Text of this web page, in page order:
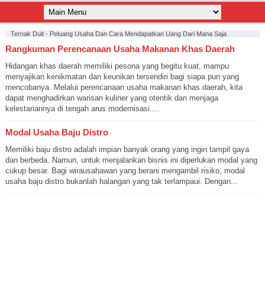
Ternak Duit - Peluang Usaha Dan Cara Mendapatkan Uang Dari Mana Saja
Rangkuman Perencanaan Usaha Makanan Khas Daerah
Hidangan khas daerah memiliki pesona yang begitu kuat, mampu
menyajikan kenikmatan dan keunikan tersendiri bagi siapa pun yang
mencobanya. Melalui perencanaan usaha makanan khas daerah, kita
dapat menghadirkan warisan kuliner yang otentik dan menjaga
kelestariannya di tengah arus modernisasi....
Modal Usaha Baju Distro
Memiliki baju distro adalah impian banyak orang yang ingin tampil gaya
dan berbeda. Namun, untuk menjalankan bisnis ini diperlukan modal yang
cukup besar. Bagi wirausahawan yang berani mengambil risiko, modal
usaha baju distro bukanlah halangan yang tak terlampaui. Dengan...